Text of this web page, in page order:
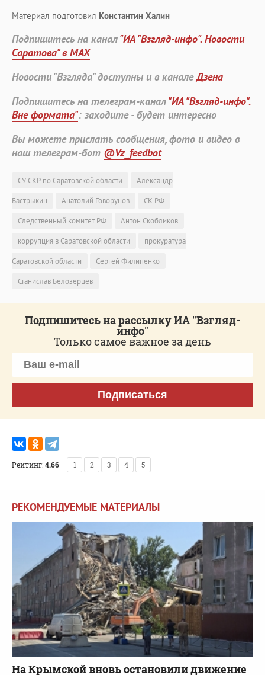
Материал подготовил Константин Халин
Подпишитесь на канал"ИА "Взгляд-инфо". Новости
Саратова" в MAX
Новости "Взгляда" доступны и в каналеДзена
Подпишитесь на телеграм-канал"ИА "Взгляд-инфо".
Вне формата": заходите - будет интересно
Вы можете прислать сообщения, фото и видео в
наш телеграм-бот @Vz_feedbot
СУ СКР по Саратовской области
Александр
Бастрыкин
Анатолий Говорунов
СК РФ
Следственный комитет РФ
Антон Скобликов
коррупция в Саратовской области
прокуратура
Саратовской области
Сергей Филипенко
Станислав Белозерцев
Подпишитесь на рассылку ИА "Взгляд-
инфо"
Только самое важное за день
Подписаться
Рейтинг:4.66 1 2 3 4 5
РЕКОМЕНДУЕМЫЕ МАТЕРИАЛЫ
На Крымской вновь остановили движение